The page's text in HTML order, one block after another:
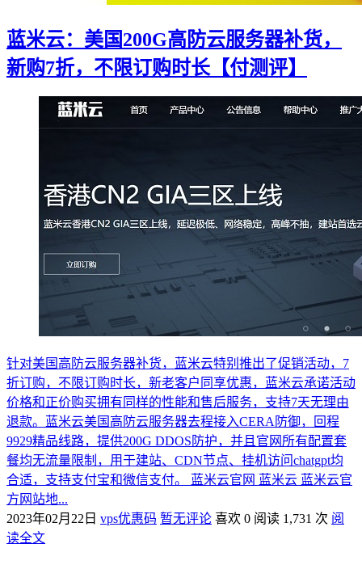
蓝米云：美国200G高防云服务器补货，
新购7折，不限订购时长【付测评】
针对美国高防云服务器补货，蓝米云特别推出了促销活动，7
折订购，不限订购时长，新老客户同享优惠，蓝米云承诺活动
价格和正价购买拥有同样的性能和售后服务，支持7天无理由
退款。蓝米云美国高防云服务器去程接入CERA防御，回程
9929精品线路，提供200G DDOS防护，并且官网所有配置套
餐均无流量限制，用于建站、CDN节点、挂机访问chatgpt均
合适，支持支付宝和微信支付。 蓝米云官网 蓝米云 蓝米云官
方网站地...
2023年02月22日 vps优惠码 暂无评论 喜欢 0 阅读 1,731 次 阅
读全文